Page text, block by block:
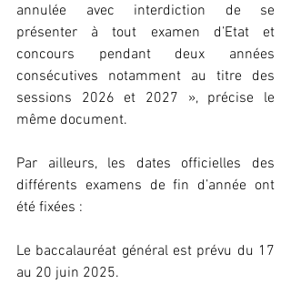
annulée avec interdiction de se
présenter à tout examen d’Etat et
concours pendant deux années
consécutives notamment au titre des
sessions 2026 et 2027 », précise le
même document.
Par ailleurs, les dates officielles des
différents examens de fin d’année ont
été fixées :
Le baccalauréat général est prévu du 17
au 20 juin 2025.